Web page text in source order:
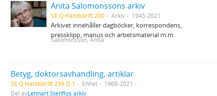
Anita Salomonssons arkiv
SE Q Handskrift 200 Arkiv 1945-2021
Arkivet innehåller dagböcker, korrespondens,
pressklipp, manus och arbetsmaterial m.m.
Salomonsson, Anita
Betyg, doktorsavhandling, artiklar
SE Q Handskrift 239:D:1 Enhet
1968-2021
Del avLennart Stenflos arkiv